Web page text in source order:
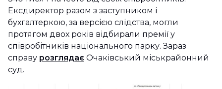
Ексдиректор разом з заступником і
бухгалтеркою, за версією слідства, могли
протягом двох років відбирали премії у
співробітників національного парку. Зараз
справу розглядає Очаківський міськрайонний
суд.